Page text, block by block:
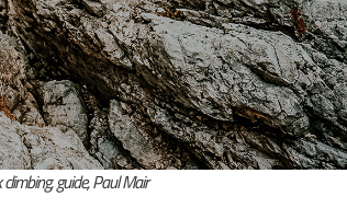
guide, Paul Mair